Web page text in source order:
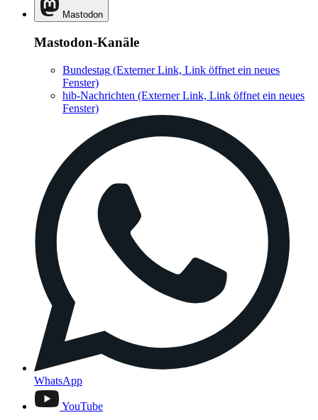
Mastodon
Mastodon-Kanäle
Bundestag (Externer Link, Link öffnet ein neues
Fenster)
hib-Nachrichten (Externer Link, Link öffnet ein neues
Fenster)
WhatsApp
YouTube